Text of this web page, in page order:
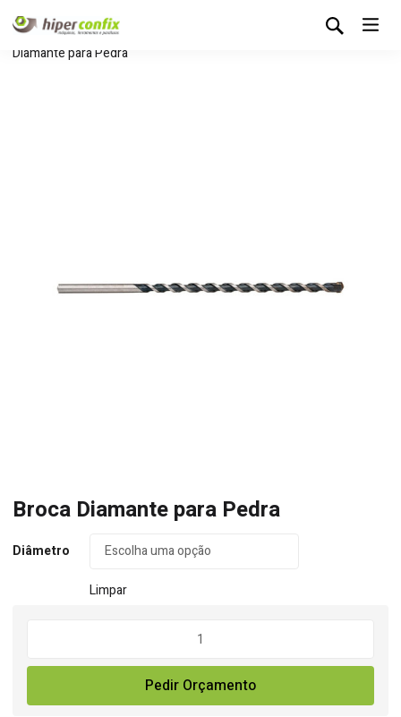
Início Loja Hipertintas
Broca
Diamante para Pedra
Broca Diamante para Pedra
Diâmetro
Limpar
Broca
para
Pedir Orçamento